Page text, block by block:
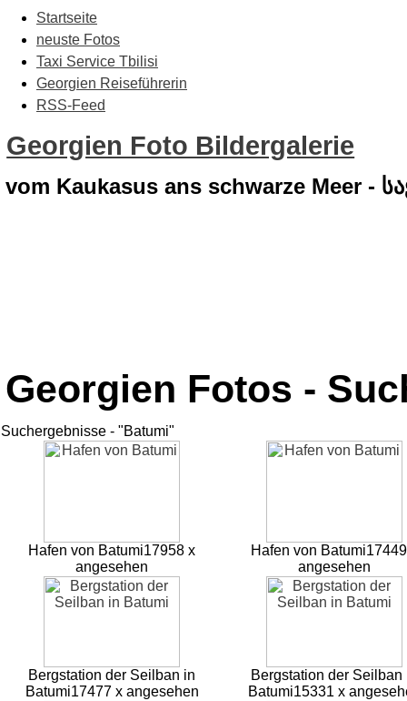
Startseite
neuste Fotos
Taxi Service Tbilisi
Georgien Reiseführerin
RSS-Feed
Georgien Foto Bildergalerie
vom Kaukasus ans schwarze Meer -
Georgien Fotos -
Suchergebnisse - "Batumi"
Hafen von Batumi17958 x
angesehen
Hafen von Batumi
angesehen
Bergstation der Seilban in
Batumi17477 x angesehen
Bergstation der Seilban
Batumi15331 x